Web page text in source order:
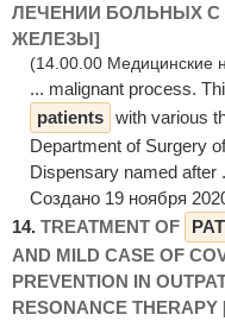
ЛЕЧЕНИИ БОЛЬНЫХ
ЖЕЛЕЗЫ]
(14.00.00 Медицинские
... malignant process.
patients with various
Department of Surgery
Dispensary named after
Создано 19 ноября
14. TREATMENT OF
AND MILD CASE OF
PREVENTION IN
RESONANCE